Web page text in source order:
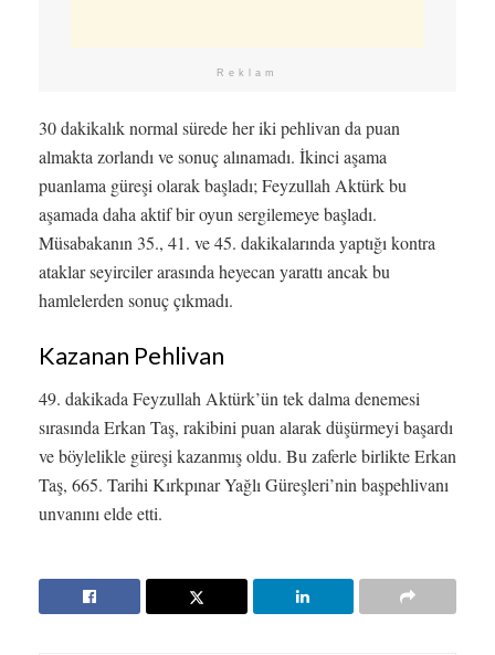
Reklam
30 dakikalık normal sürede her iki pehlivan da puan
almakta zorlandı ve sonuç alınamadı. İkinci aşama
puanlama güreşi olarak başladı; Feyzullah Aktürk bu
aşamada daha aktif bir oyun sergilemeye başladı.
Müsabakanın 35., 41. ve 45. dakikalarında yaptığı kontra
ataklar seyirciler arasında heyecan yarattı ancak bu
hamlelerden sonuç çıkmadı.
Kazanan Pehlivan
49. dakikada Feyzullah Aktürk’ün tek dalma denemesi
sırasında Erkan Taş, rakibini puan alarak düşürmeyi başardı
ve böylelikle güreşi kazanmış oldu. Bu zaferle birlikte Erkan
Taş, 665. Tarihi Kırkpınar Yağlı Güreşleri’nin başpehlivanı
unvanını elde etti.